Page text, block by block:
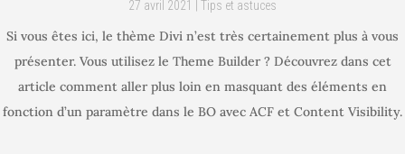
27 avril 2021 | Tips et astuces
Si vous êtes ici, le thème Divi n’est très certainement plus à vous
présenter. Vous utilisez le Theme Builder ? Découvrez dans cet
article comment aller plus loin en masquant des éléments en
fonction d’un paramètre dans le BO avec ACF et Content Visibility.